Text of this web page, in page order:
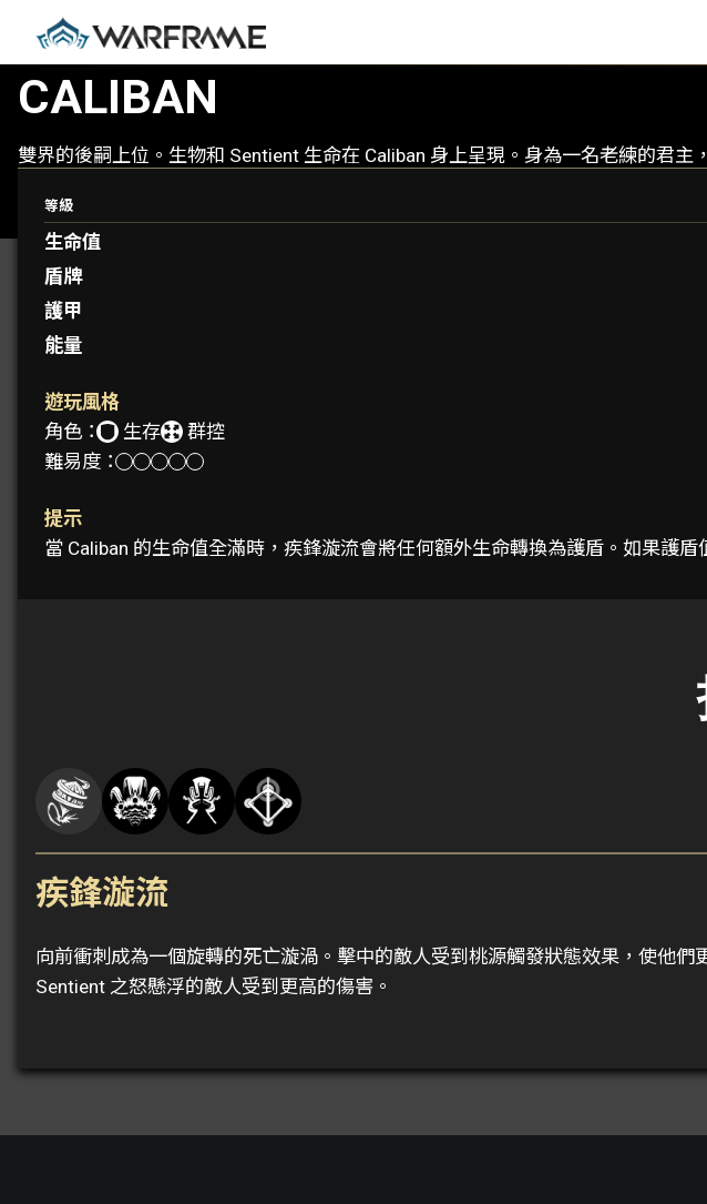
CALIBAN
雙界的後嗣上位。生物和 Sentient 生命在 Caliban 身上呈現。身為一名老練的君
等級
生命值
盾牌
護甲
能量
遊玩風格
角色：
生存
群控
難易度：
提示
當 Caliban 的生命值全滿時，疾鋒漩流會將任何額外生命轉換為護盾。如果護盾
疾鋒漩流
向前衝刺成為一個旋轉的死亡漩渦。擊中的敵人受到桃源觸發狀態效果，使他
Sentient 之怒懸浮的敵人受到更高的傷害。